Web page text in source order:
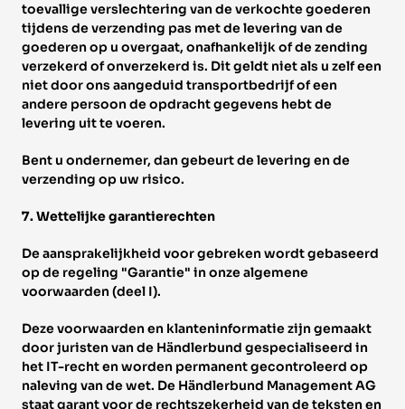
toevallige verslechtering van de verkochte goederen
tijdens de verzending pas met de levering van de
goederen op u overgaat, onafhankelijk of de zending
verzekerd of onverzekerd is. Dit geldt niet als u zelf een
niet door ons aangeduid transportbedrijf of een
andere persoon de opdracht gegevens hebt de
levering uit te voeren.
Bent u ondernemer, dan gebeurt de levering en de
verzending op uw risico.
7. Wettelijke garantierechten
De aansprakelijkheid voor gebreken wordt gebaseerd
op de regeling "Garantie" in onze algemene
voorwaarden (deel I).
Deze voorwaarden en klanteninformatie zijn gemaakt
door juristen van de Händlerbund gespecialiseerd in
het IT-recht en worden permanent gecontroleerd op
naleving van de wet. De Händlerbund Management AG
staat garant voor de rechtszekerheid van de teksten en